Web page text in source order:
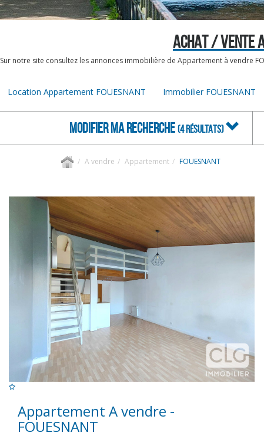
ACHAT / VENTE
Sur notre site consultez les annonces immobilière de Appartement à vendre
Location Appartement FOUESNANT Immobilier FOUESNANT
MODIFIER MA RECHERCHE (4 RÉSULTATS)
A vendre Appartement FOUESNANT
Appartement A vendre -
FOUESNANT